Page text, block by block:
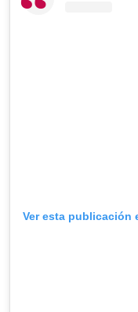
Ver esta publicación